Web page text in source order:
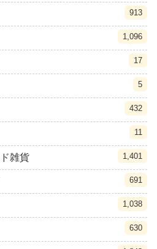
913
1,096
17
5
432
11
雑貨 1,401
691
1,038
630